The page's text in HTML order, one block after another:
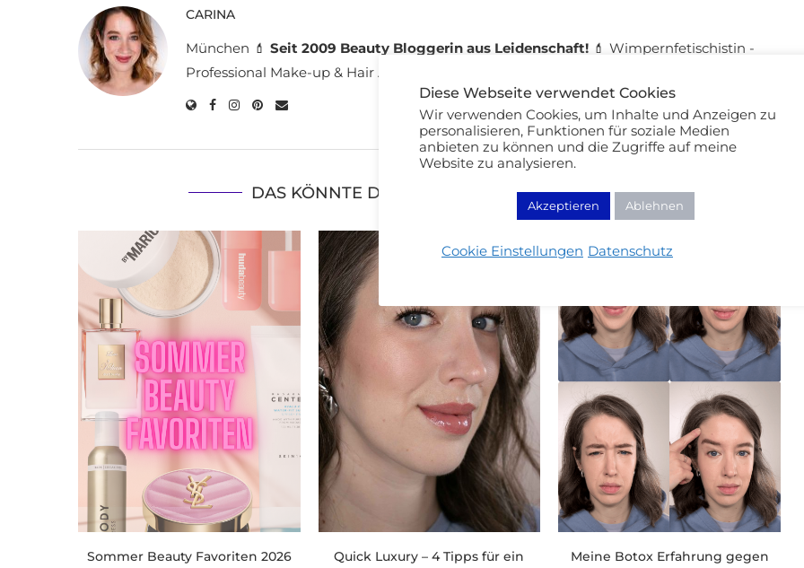
CARINA
München 💄 Seit 2009 Beauty Bloggerin aus Leidenschaft! 💄 Wimpernfetischistin -
Professional Make-up & Hair Artist - Weltreisende
DAS KÖNNTE DICH AUCH INTERESSIEREN:
Sommer Beauty Favoriten 2026
Quick Luxury – 4 Tipps für ein
Meine Botox Erfahrung gegen
Diese Webseite verwendet Cookies
Wir verwenden Cookies, um Inhalte und Anzeigen zu
personalisieren, Funktionen für soziale Medien
anbieten zu können und die Zugriffe auf meine
Website zu analysieren.
Akzeptieren Ablehnen
Cookie Einstellungen Datenschutz